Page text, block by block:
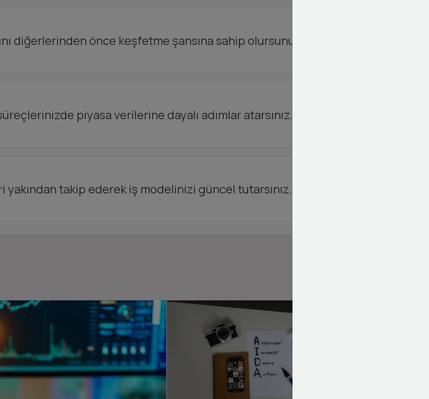
diğerlerinden önce keşfetme şansına sahip olursunuz.
piyasa verilerine dayalı adımlar atarsınız.
takip ederek iş modelinizi güncel tutarsınız.